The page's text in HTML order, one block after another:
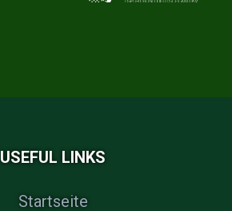
USEFUL LINKS
Startseite